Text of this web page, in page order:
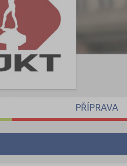
PŘÍPRAVA